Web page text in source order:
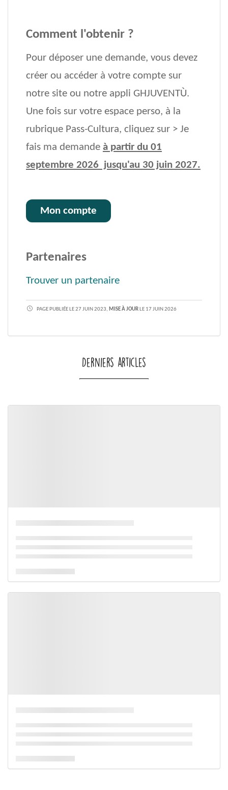
Comment l'obtenir ?
Pour déposer une demande, vous devez
créer ou accéder à votre compte sur
notre site ou notre appli GHJUVENTÙ.
Une fois sur votre espace perso, à la
rubrique Pass-Cultura, cliquez sur > Je
fais ma demande à partir du 01
septembre 2026 jusqu'au 30 juin 2027.
Mon compte
Partenaires
Trouver un partenaire
PAGE PUBLIÉE LE 27 JUIN 2023, MISE À JOUR LE 17 JUIN 2026
Derniers articles